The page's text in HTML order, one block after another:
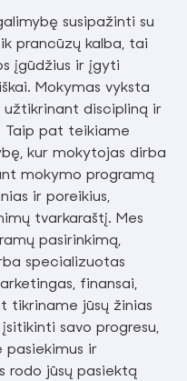
susipažinti su
prancūzų kalba, tai
įgūdžius ir įgyti
Mokymas vyksta
discipliną ir
Taip pat teikiame
kur mokytojas dirba
mokymo programą
ir poreikius,
tvarkaraštį. Mes
pasirinkimą,
specializuotas
finansai,
tikriname jūsų žinias
savo progresu,
pasiekimus ir
rodo jūsų pasiektą